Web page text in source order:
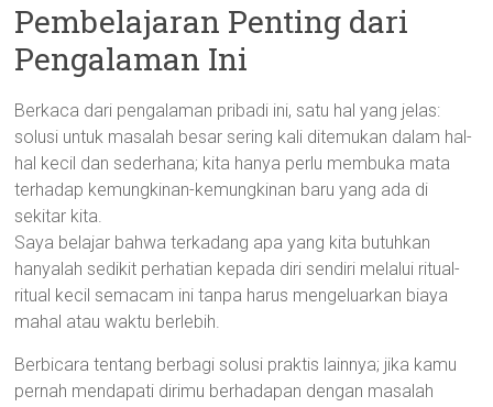
Pembelajaran Penting dari
Pengalaman Ini
Berkaca dari pengalaman pribadi ini, satu hal yang jelas:
solusi untuk masalah besar sering kali ditemukan dalam hal-
hal kecil dan sederhana; kita hanya perlu membuka mata
terhadap kemungkinan-kemungkinan baru yang ada di
sekitar kita.
Saya belajar bahwa terkadang apa yang kita butuhkan
hanyalah sedikit perhatian kepada diri sendiri melalui ritual-
ritual kecil semacam ini tanpa harus mengeluarkan biaya
mahal atau waktu berlebih.
Berbicara tentang berbagi solusi praktis lainnya; jika kamu
pernah mendapati dirimu berhadapan dengan masalah